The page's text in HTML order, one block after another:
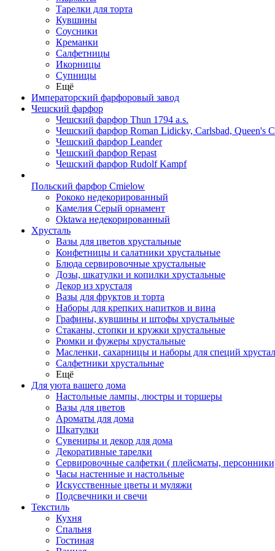
Тарелки для торта
Кувшины
Соусники
Креманки
Салфетницы
Икорницы
Супницы
Ещё
Императорский фарфоровый завод
Чешский фарфор
Чешский фарфор Thun 1794 a.s.
Чешский фарфор Roman Lidicky, Carlsbad, Queen's
Чешский фарфор Leander
Чешский фарфор Repast
Чешский фарфор Rudolf Kampf
Польский фарфор Сmielow
Рококо недекорированный
Камелия Серый орнамент
Oktawa недекорированный
Хрусталь
Вазы для цветов хрустальные
Конфетницы и салатники хрустальные
Блюда сервировочные хрустальные
Дозы, шкатулки и копилки хрустальные
Декор из хрусталя
Вазы для фруктов и торта
Наборы для крепких напитков и вина
Графины, кувшины и штофы хрустальные
Стаканы, стопки и кружки хрустальные
Рюмки и фужеры хрустальные
Масленки, сахарницы и наборы для специй
Салфетники хрустальные
Ещё
Для уюта вашего дома
Настольные лампы, люстры и торшеры
Вазы для цветов
Ароматы для дома
Шкатулки
Сувениры и декор для дома
Декоративные тарелки
Сервировочные салфетки ( плейсматы,
Часы настенные и настольные
Искусственные цветы и муляжи
Подсвечники и свечи
Текстиль
Кухня
Спальня
Гостиная